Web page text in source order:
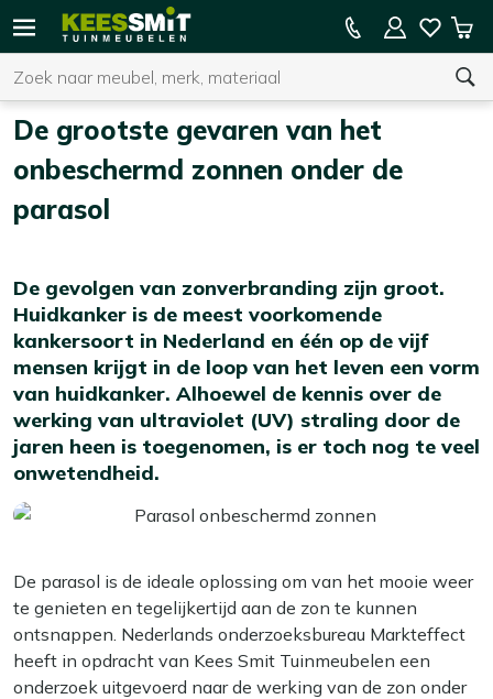
Kees
Tuinmeubelen
Zoeken
U heeft geen product(en) in uw winkelwagen.
15% kassakorting op de hele collectie
De grootste gevaren van het onbeschermd zonnen onder
De grootste gevaren van het
onbeschermd zonnen onder de
parasol
De gevolgen van zonverbranding zijn groot.
Huidkanker is de meest voorkomende
kankersoort in Nederland en één op de vijf
mensen krijgt in de loop van het leven een vorm
van huidkanker. Alhoewel de kennis over de
werking van ultraviolet (UV) straling door de
jaren heen is toegenomen, is er toch nog te veel
onwetendheid.
De parasol is de ideale oplossing om van het mooie weer
te genieten en tegelijkertijd aan de zon te kunnen
ontsnappen. Nederlands onderzoeksbureau Markteffect
heeft in opdracht van Kees Smit Tuinmeubelen een
onderzoek uitgevoerd naar de werking van de zon onder